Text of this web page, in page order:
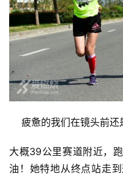
疲惫的我们在镜头前还
大概39公里赛道附近，
油！她特地从终点站走